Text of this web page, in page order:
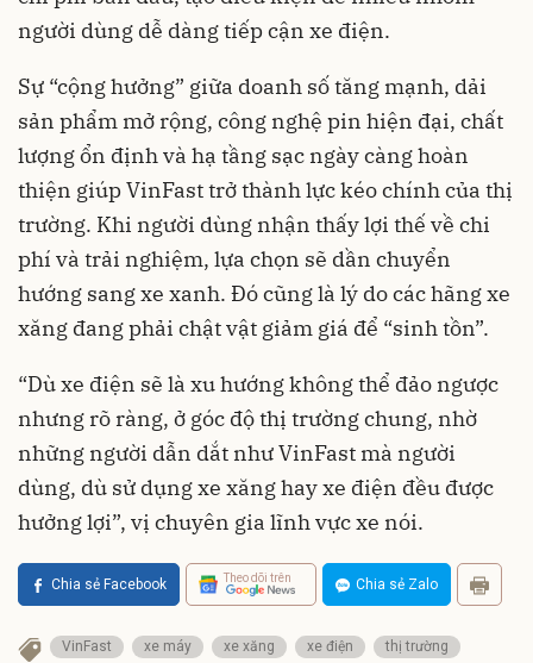
người dùng dễ dàng tiếp cận xe điện.
Sự “cộng hưởng” giữa doanh số tăng mạnh, dải
sản phẩm mở rộng, công nghệ pin hiện đại, chất
lượng ổn định và hạ tầng sạc ngày càng hoàn
thiện giúp VinFast trở thành lực kéo chính của thị
trường. Khi người dùng nhận thấy lợi thế về chi
phí và trải nghiệm, lựa chọn sẽ dần chuyển
hướng sang xe xanh. Đó cũng là lý do các hãng xe
xăng đang phải chật vật giảm giá để “sinh tồn”.
“Dù xe điện sẽ là xu hướng không thể đảo ngược
nhưng rõ ràng, ở góc độ thị trường chung, nhờ
những người dẫn dắt như VinFast mà người
dùng, dù sử dụng xe xăng hay xe điện đều được
hưởng lợi”, vị chuyên gia lĩnh vực xe nói.
Chia sẻ Facebook Theo dõi trên Chia sẻ Zalo
VinFast xe máy xe xăng xe điện thị trường